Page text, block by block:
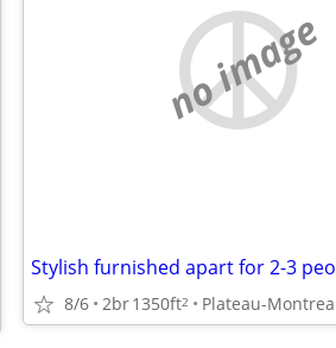
no image
8/6 2br1350ft2 Plateau-